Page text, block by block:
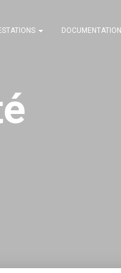
DOCUMENTATION